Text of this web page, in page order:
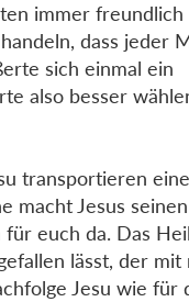
immer freundlich
dass jeder
sich einmal ein
also besser
transportieren
macht Jesus
euch da. Das
lässt, der mit
Jesu wie für